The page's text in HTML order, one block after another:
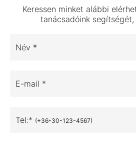
Keressen minket alábbi
tanácsadóink
Név *
E-mail *
Tel:* (+36-30-123-4567)